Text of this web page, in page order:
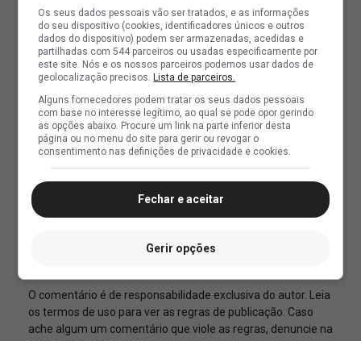
Os seus dados pessoais vão ser tratados, e as informações
do seu dispositivo (cookies, identificadores únicos e outros
dados do dispositivo) podem ser armazenadas, acedidas e
partilhadas com 544 parceiros ou usadas especificamente por
este site. Nós e os nossos parceiros podemos usar dados de
geolocalização precisos. Lista de parceiros.
Alguns fornecedores podem tratar os seus dados pessoais
com base no interesse legítimo, ao qual se pode opor gerindo
as opções abaixo. Procure um link na parte inferior desta
página ou no menu do site para gerir ou revogar o
consentimento nas definições de privacidade e cookies.
Fechar e aceitar
Gerir opções